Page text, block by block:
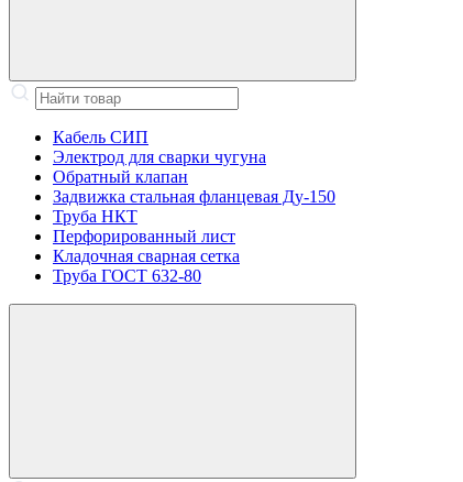
Кабель СИП
Электрод для сварки чугуна
Обратный клапан
Задвижка стальная фланцевая Ду-150
Труба НКТ
Перфорированный лист
Кладочная сварная сетка
Труба ГОСТ 632-80